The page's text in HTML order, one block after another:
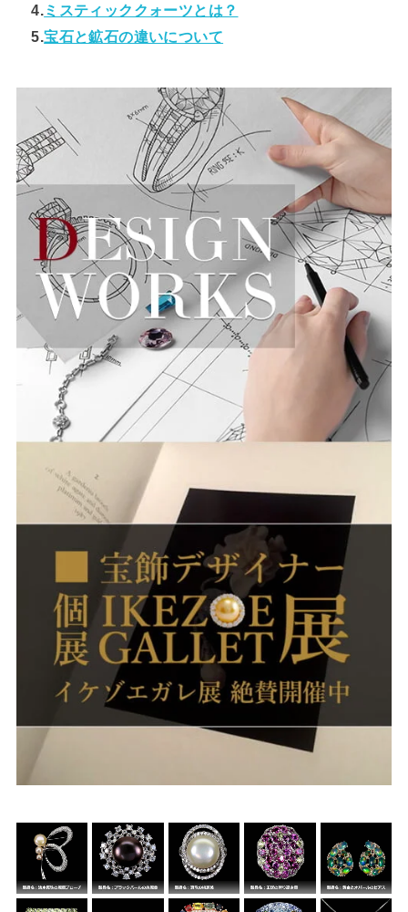
4. ミスティッククォーツとは？
5.宝石と鉱石の違いについて